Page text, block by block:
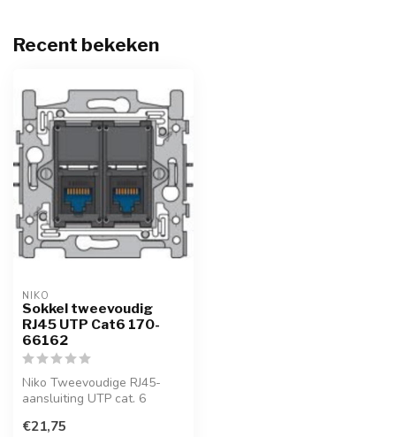
Recent bekeken
NIKO
Sokkel tweevoudig
RJ45 UTP Cat6 170-
66162
Niko Tweevoudige RJ45-
aansluiting UTP cat. 6
€21,75